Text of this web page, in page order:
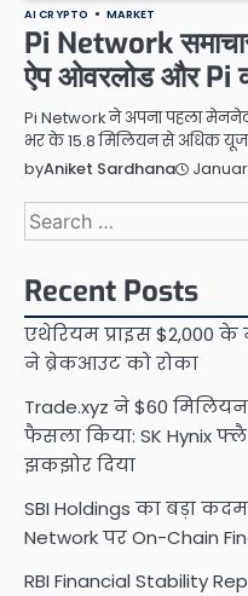
AI CRYPTO MARKET
Pi Network
ऐप ओवरलोड और Pi
Pi Network ने अपना पहला
भर के 15.8 मिलियन से अधिक
byAniket Sardhana
Search
for:
Recent Posts
एथेरियम प्राइस $2,000
ने ब्रेकआउट को रोका
Trade.xyz ने $60
फैसला किया: SK Hynix
झकझोर दिया
SBI Holdings का बड़ा
Network पर On-Chain
RBI Financial Stability